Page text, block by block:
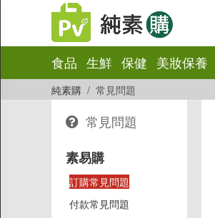
食品 生鮮 保健 美妝保養
純素購 常見問題
常見問題
付款常見問題
配送取貨問題
超商取貨問題
常見問題
素易購
訂購常見問題
付款常見問題